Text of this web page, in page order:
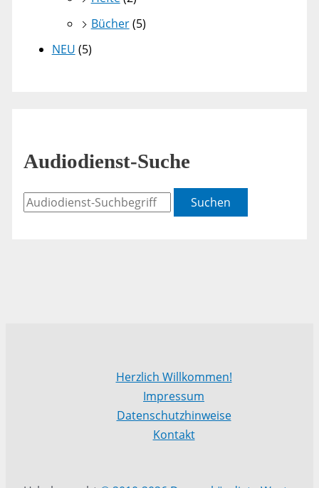
Bücher(5)
NEU (5)
Audiodienst-Suche
Suchen
Herzlich Willkommen!
Impressum
Datenschutzhinweise
Kontakt